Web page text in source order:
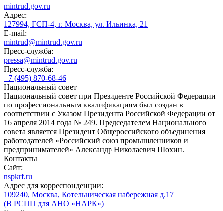
mintrud.gov.ru
Адрес:
127994, ГСП-4, г. Москва, ул. Ильинка, 21
E-mail:
mintrud@mintrud.gov.ru
Пресс-служба:
pressa@mintrud.gov.ru
Пресс-служба:
+7 (495) 870-68-46
Национальный совет
Национальный совет при Президенте Российской Федерации
по профессиональным квалификациям был создан в
соответствии с Указом Президента Российской Федерации от
16 апреля 2014 года № 249. Председателем Национального
совета является Президент Общероссийского объединения
работодателей «Российский союз промышленников и
предпринимателей» Александр Николаевич Шохин.
Контакты
Сайт:
nspkrf.ru
Адрес для корреспонденции:
109240, Москва, Котельническая набережная д.17
(В РСПП для АНО «НАРК»)